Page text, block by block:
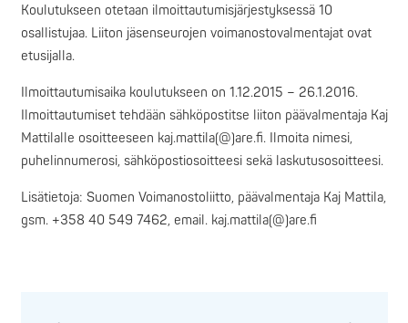
Koulutukseen otetaan ilmoittautumisjärjestyksessä 10
osallistujaa. Liiton jäsenseurojen voimanostovalmentajat ovat
etusijalla.
Ilmoittautumisaika koulutukseen on 1.12.2015 – 26.1.2016.
Ilmoittautumiset tehdään sähköpostitse liiton päävalmentaja Kaj
Mattilalle osoitteeseen kaj.mattila(@)are.fi. Ilmoita nimesi,
puhelinnumerosi, sähköpostiosoitteesi sekä laskutusosoitteesi.
Lisätietoja: Suomen Voimanostoliitto, päävalmentaja Kaj Mattila,
gsm. +358 40 549 7462, email. kaj.mattila(@)are.fi